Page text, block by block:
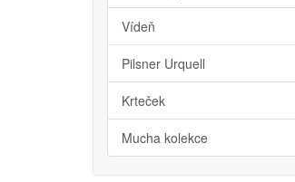
Vídeň
Pilsner Urquell
Krteček
Mucha kolekce